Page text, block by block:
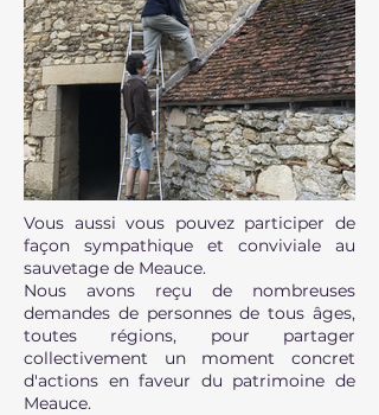
Vous aussi vous pouvez participer de
façon sympathique et conviviale au
sauvetage de Meauce.
Nous avons reçu de nombreuses
demandes de personnes de tous âges,
toutes régions, pour partager
collectivement un moment concret
d'actions en faveur du patrimoine de
Meauce.